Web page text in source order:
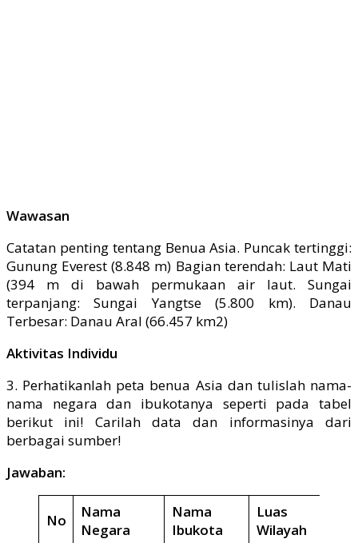
Wawasan
Catatan penting tentang Benua Asia. Puncak tertinggi:
Gunung Everest (8.848 m) Bagian terendah: Laut Mati
(394 m di bawah permukaan air laut. Sungai
terpanjang: Sungai Yangtse (5.800 km). Danau
Terbesar: Danau Aral (66.457 km2)
Aktivitas Individu
3. Perhatikanlah peta benua Asia dan tulislah nama-
nama negara dan ibukotanya seperti pada tabel
berikut ini! Carilah data dan informasinya dari
berbagai sumber!
Jawaban:
No
Nama
Negara
Nama
Ibukota
Luas
Wilayah